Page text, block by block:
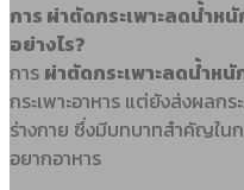
การ ผ่าตัดกระเพาะลดน้ำห
อย่างไร?
การ ผ่าตัดกระเพาะลดน้ำหนั
กระเพาะอาหาร แต่ยังส่งผลก
ร่างกาย ซึ่งมีบทบาทสำคัญใน
อยากอาหาร